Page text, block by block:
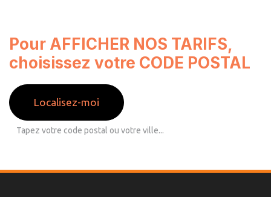
Pour AFFICHER NOS TARIFS,
choisissez votre CODE POSTAL
Localisez-moi